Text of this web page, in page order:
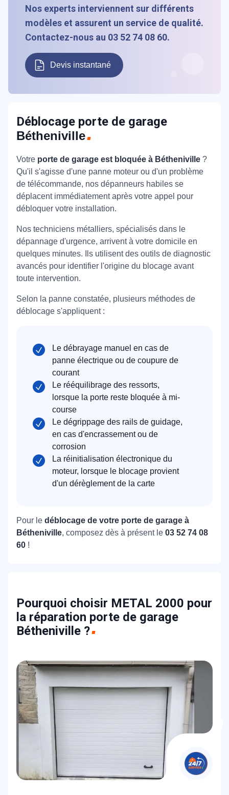
Nos experts interviennent sur différents
modèles et assurent un service de qualité.
Contactez-nous au 03 52 74 08 60.
Devis instantané
Déblocage porte de garage
Bétheniville
Votre porte de garage est bloquée à Bétheniville ?
Qu'il s'agisse d'une panne moteur ou d'un problème
de télécommande, nos dépanneurs habiles se
déplacent immédiatement après votre appel pour
débloquer votre installation.
Nos techniciens métalliers, spécialisés dans le
dépannage d'urgence, arrivent à votre domicile en
quelques minutes. Ils utilisent des outils de diagnostic
avancés pour identifier l'origine du blocage avant
toute intervention.
Selon la panne constatée, plusieurs méthodes de
déblocage s'appliquent :
Le débrayage manuel en cas de
panne électrique ou de coupure de
courant
Le rééquilibrage des ressorts,
lorsque la porte reste bloquée à mi-
course
Le dégrippage des rails de guidage,
en cas d'encrassement ou de
corrosion
La réinitialisation électronique du
moteur, lorsque le blocage provient
d'un dérèglement de la carte
Pour le déblocage de votre porte de garage à
Bétheniville, composez dès à présent le 03 52 74 08
60 !
Pourquoi choisir METAL 2000 pour
la réparation porte de garage
Bétheniville ?